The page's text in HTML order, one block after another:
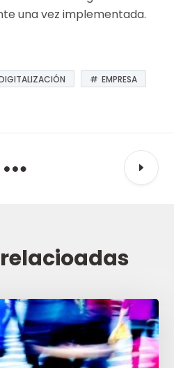
una vez implementada.
EMPRESA